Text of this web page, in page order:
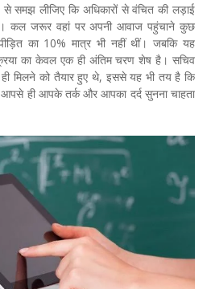
लीजिए कि अधिकारों से वंचित की लड़ाई
कल जरूर वहां पर अपनी आवाज पहुंचाने कुछ
का 10% मात्र भी नहीं थीं। जबकि यह
का केवल एक ही अंतिम चरण शेष है। सचिव
ही मिलने को तैयार हुए थे, इससे यह भी तय है कि
ही आपके तर्क और आपका दर्द सुनना चाहता